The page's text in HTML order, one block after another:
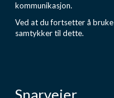
kommunikasjon.
Ved at du fortsetter å bruke
samtykker til dette.
Snarveier